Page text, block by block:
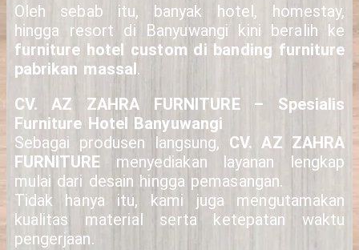
Oleh sebab itu, banyak hotel, homestay,
hingga resort di Banyuwangi kini beralih ke
furniture hotel custom di banding furniture
pabrikan massal.
CV. AZ ZAHRA FURNITURE – Spesialis
Furniture Hotel Banyuwangi
Sebagai produsen langsung, CV. AZ ZAHRA
FURNITURE menyediakan layanan lengkap
mulai dari desain hingga pemasangan.
Tidak hanya itu, kami juga mengutamakan
kualitas material serta ketepatan waktu
pengerjaan.